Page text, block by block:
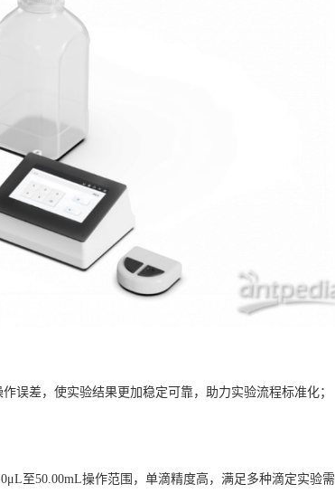
误差，使实验结果更加稳定可靠，助力实验流程标准化；
至50.00mL操作范围，单滴精度高，满足多种滴定实验需